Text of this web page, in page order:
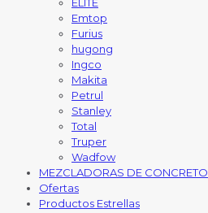
Emtop
Furius
hugong
Ingco
Makita
Petrul
Stanley
Total
Truper
Wadfow
MEZCLADORAS DE CONCRETO
Ofertas
Productos Estrellas